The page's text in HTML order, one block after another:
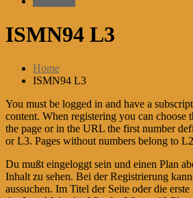
ISMN94 L3
Home
ISMN94 L3
You must be logged in and have a
content. When registering you can choose
the page or in the URL the first number
or L3. Pages without numbers belong to
Du mußt eingeloggt sein und einen Plan
Inhalt zu sehen. Bei der Registrierung
aussuchen. Im Titel der Seite oder die